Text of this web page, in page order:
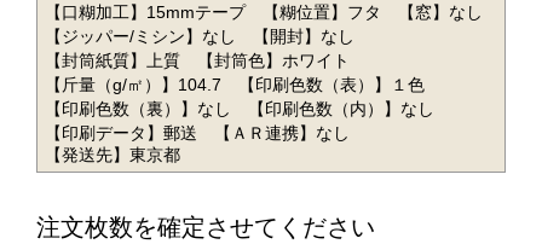
【口糊加工】15mmテープ
【糊位置】フタ
【窓】なし
【ジッパー/ミシン】なし
【開封】なし
【封筒紙質】上質
【封筒色】ホワイト
【斤量（g/㎡）】104.7
【印刷色数（表）】１色
【印刷色数（裏）】なし
【印刷色数（内）】なし
【印刷データ】郵送
【ＡＲ連携】なし
【発送先】東京都
注文枚数を確定させてください